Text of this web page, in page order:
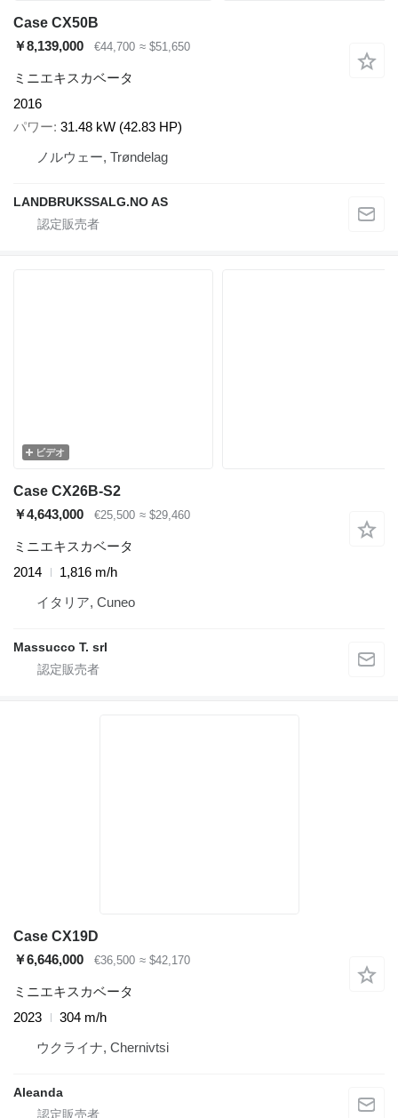
Case CX50B
￥8,139,000
€44,700 ≈ $51,650
ミニエキスカベータ
2016
パワー 31.48 kW (42.83 HP)
ノルウェー, Trøndelag
LANDBRUKSSALG.NO AS
ビデオ
Case CX26B-S2
￥4,643,000
€25,500 ≈ $29,460
ミニエキスカベータ
2014
1,816 m/h
イタリア, Cuneo
Massucco T. srl
Case CX19D
￥6,646,000
€36,500 ≈ $42,170
ミニエキスカベータ
2023
304 m/h
ウクライナ, Chernivtsi
Aleanda